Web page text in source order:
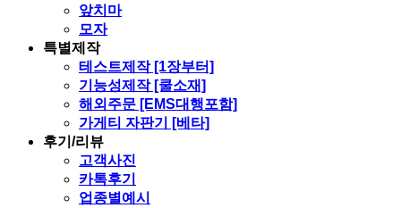
앞치마
모자
특별제작
테스트제작 [1장부터]
기능성제작 [쿨소재]
해외주문 [EMS대행포함]
가게티 자판기 [베타]
후기/리뷰
고객사진
카톡후기
업종별예시